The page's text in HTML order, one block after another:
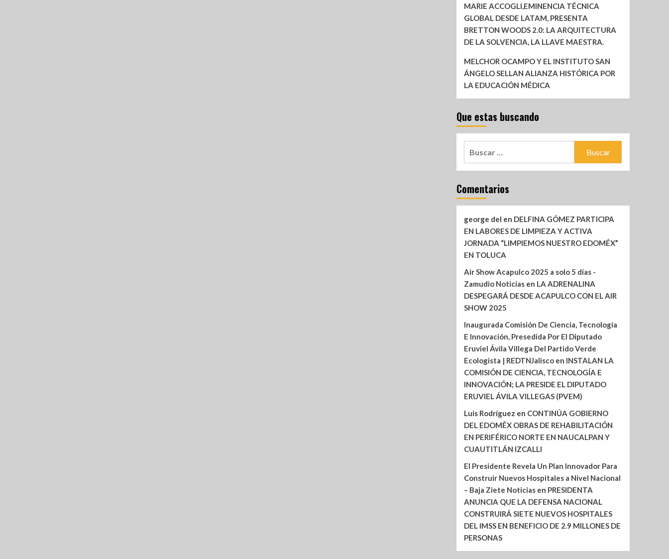
MARIE ACCOGLI,EMINENCIA TÉCNICA
GLOBAL DESDE LATAM, PRESENTA
BRETTON WOODS 2.0: LA ARQUITECTURA
DE LA SOLVENCIA, LA LLAVE MAESTRA.
MELCHOR OCAMPO Y EL INSTITUTO SAN
ÁNGELO SELLAN ALIANZA HISTÓRICA POR
LA EDUCACIÓN MÉDICA
Que estas buscando
Comentarios
george del en DELFINA GÓMEZ PARTICIPA
EN LABORES DE LIMPIEZA Y ACTIVA
JORNADA “LIMPIEMOS NUESTRO EDOMÉX”
EN TOLUCA
Air Show Acapulco 2025 a solo 5 días -
Zamudio Noticiasen LA ADRENALINA
DESPEGARÁ DESDE ACAPULCO CON EL AIR
SHOW 2025
Inaugurada Comisión De Ciencia, Tecnología
E Innovación, Presedida Por El Diputado
Eruviel Ávila Villega Del Partido Verde
Ecologista | REDTNJaliscoen INSTALAN LA
COMISIÓN DE CIENCIA, TECNOLOGÍA E
INNOVACIÓN; LA PRESIDE EL DIPUTADO
ERUVIEL ÁVILA VILLEGAS (PVEM)
Luis Rodríguez en CONTINÚA GOBIERNO
DEL EDOMÉX OBRAS DE REHABILITACIÓN
EN PERIFÉRICO NORTE EN NAUCALPAN Y
CUAUTITLÁN IZCALLI
El Presidente Revela Un Plan Innovador Para
Construir Nuevos Hospitales a Nivel Nacional
– Baja Ziete Noticiasen PRESIDENTA
ANUNCIA QUE LA DEFENSA NACIONAL
CONSTRUIRÁ SIETE NUEVOS HOSPITALES
DEL IMSS EN BENEFICIO DE 2.9 MILLONES DE
PERSONAS